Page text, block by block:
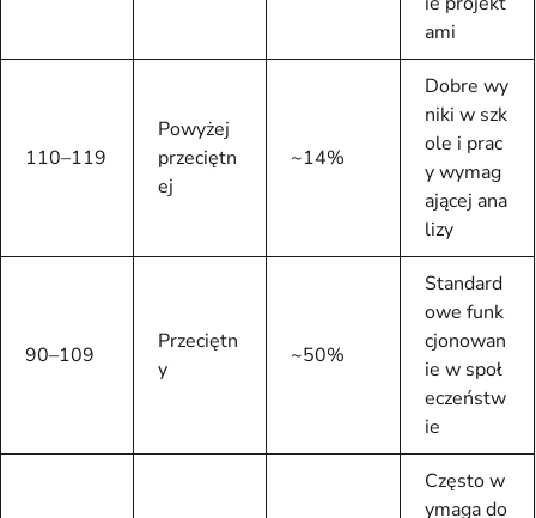
ami
110–119
Powyżej
przeciętn
ej
~14%
Dobre wy
niki w szk
ole i prac
y wymag
ającej ana
lizy
90–109
Przeciętn
y
~50%
Standard
owe funk
cjonowan
ie w społ
eczeństw
ie
Często w
ymaga do